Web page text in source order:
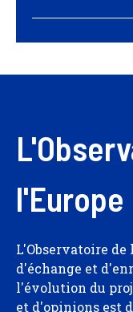
l'Europe
L'Observatoire de
d'échange et
l'évolution du
et d'opinions est